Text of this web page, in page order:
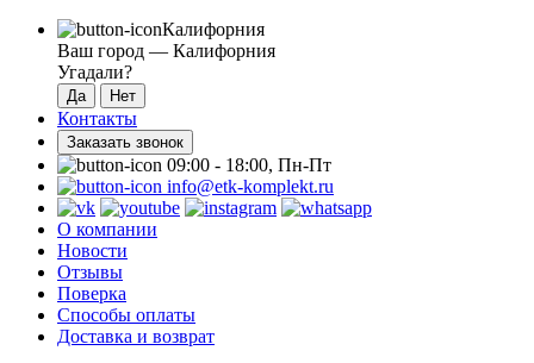
Калифорния
Ваш город — Калифорния
Угадали?
Контакты
Заказать звонок
09:00 - 18:00, Пн-Пт
info@etk-komplekt.ru
О компании
Новости
Отзывы
Поверка
Способы оплаты
Доставка и возврат